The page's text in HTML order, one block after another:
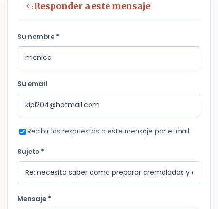
Responder a este mensaje
Su nombre *
Su email
Recibir las respuestas a este mensaje por e-mail
Sujeto *
Mensaje *